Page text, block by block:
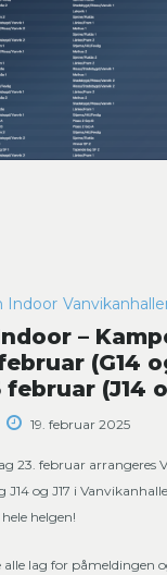
Indoor
–
(G14
(J14
19. februar 2025
23. februar arrangeres
J14 og J17 i
helgen!
lag for påmeldingen